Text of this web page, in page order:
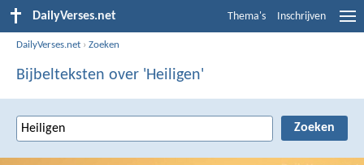
DailyVerses.net Thema's Inschrijven
DailyVerses.net ›Zoeken
Bijbelteksten over 'Heiligen'